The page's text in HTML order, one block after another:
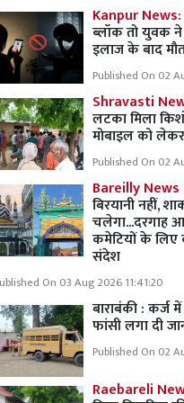
Kanpur News:
ब्लॉक तो युवक ने
इलाज के बाद
Published On 02
Shravasti
लटका मिला
मोबाइल को
Published On 02
Bareilly News
बिरयानी नहीं,
चलेगा...दरगाह
कमेटियों के लिए
संदेश
On 03 Aug 2026 11:41:20
बाराबंकी : कर्ज
फांसी लगा दी
Published On 02
Raebareli